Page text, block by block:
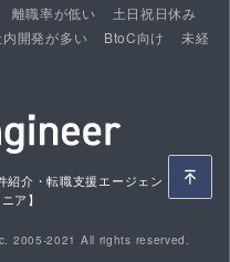
離職率が低い
土日祝日休み
内開発が多い BtoC向け
未経
介・転職支援エージェント
ア】
2005-2021 All rights reserved.